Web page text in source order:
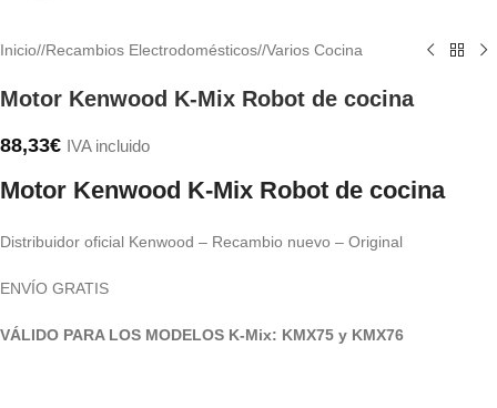
Inicio/ Recambios Electrodomésticos/ Varios Cocina
Motor Kenwood K-Mix Robot de cocina
88,33€ IVA incluido
Motor Kenwood K-Mix Robot de cocina
Distribuidor oficial Kenwood – Recambio nuevo – Original
ENVÍO GRATIS
VÁLIDO PARA LOS MODELOS K-Mix: KMX75 y KMX76